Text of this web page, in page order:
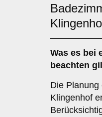
Was es bei
beachten
Die
Klingenhof